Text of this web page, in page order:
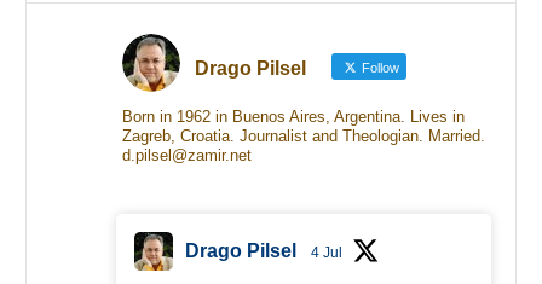
Drago Pilsel Follow
Born in 1962 in Buenos Aires, Argentina. Lives in
Zagreb, Croatia. Journalist and Theologian. Married.
d.pilsel@zamir.net
Drago Pilsel 4 Jul